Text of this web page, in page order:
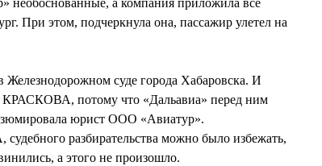
а компания приложила все
При этом, подчеркнула она, пассажир улетел на
Железнодорожном суде города Хабаровска. И
КРАСКОВА, потому что «Дальавиа» перед ним
юрист ООО «Авиатур».
разбирательства можно было избежать,
а этого не произошло.